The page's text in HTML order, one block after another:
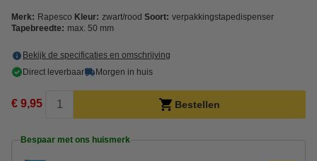
Merk: Rapesco Kleur: zwart/rood Soort: verpakkingstapedispenser
Tapebreedte: max. 50 mm
Bekijk de specificaties en omschrijving
Direct leverbaar
Morgen in huis
€ 9,95 Bestellen
Bespaar met ons huismerk